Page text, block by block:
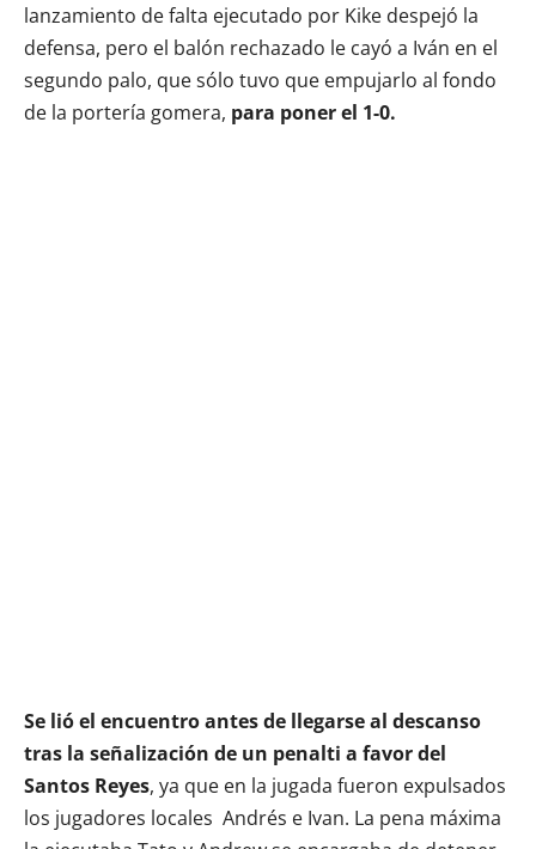
lanzamiento de falta ejecutado por Kike despejó la
defensa, pero el balón rechazado le cayó a Iván en el
segundo palo, que sólo tuvo que empujarlo al fondo
de la portería gomera, para poner el 1-0.
Se lió el encuentro antes de llegarse al descanso
tras la señalización de un penalti a favor del
Santos Reyes, ya que en la jugada fueron expulsados
los jugadores locales Andrés e Ivan. La pena máxima